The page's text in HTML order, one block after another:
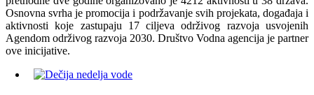
Osnovna svrha je promocija i podržavanje svih projekata, događaja i
aktivnosti koje zastupaju 17 ciljeva održivog razvoja usvojenih
Agendom održivog razvoja 2030. Društvo Vodna agencija je partner
ove inicijative.